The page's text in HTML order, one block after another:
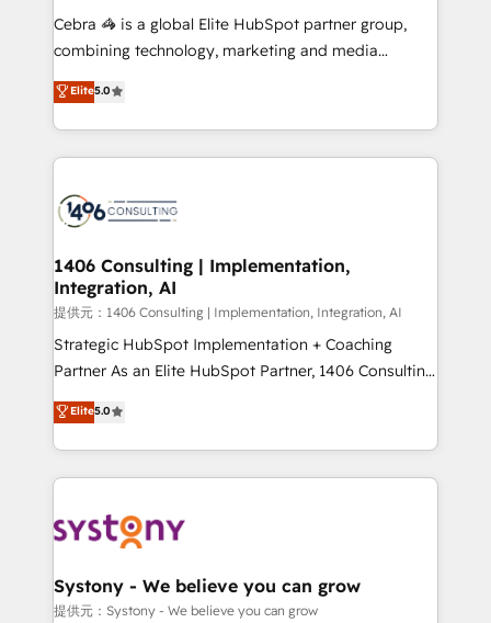
boost with a new HubSpot site Recognized leaders:
🏆 HubSpot Platform Migration Impact Award 🏆
Inbound Campaign of the Year 🏆 Gold AVA Digital
Award for Best Website 🌟 Accreditations: CRM
Cebra 🦓 is a global Elite HubSpot partner group,
combining technology, marketing and media
expertise across Latin America and Southern
Europe, with teams across 7 countries. Born in Chile,
we combine local insight with international reach to
help businesses grow through technology, creativity,
500+ HubSpot implementations, building end-to-
inbound and loop marketing, content, and digital
creativity. Our multicultural team works in Spanish,
Portuguese, and English to design scalable strategies
that drive measurable growth. 🌎 Highlights: • 10+
years as a HubSpot partner. • 2023 Impact Awards:
Year LATAM 2022, 2023, 2024, 2025. • Partner of the
Year 2024. • Organizer of Aliados.ai (AI, marketing &
you grow faster, smarter, and with impact.
Elite5.0
1406 Consulting | Implementation,
Integration, AI
提供元：1406 Consulting | Implementation, Integration, AI
Strategic HubSpot Implementation + Coaching
Partner As an Elite HubSpot Partner, 1406 Consulting
helps mid-market revenue teams transform how
they sell, market, and serve. We don't just build your
HubSpot—we teach your team to own it, then stay
to help you keep winning. What We Do ⚙️ CRM
Data & Content 📈 Sales & Marketing Alignment +
Agent Creation 🔄 Custom Integrations & Data
Migration Why 1406 We become part of your team.
Elite5.0
Systony - We believe you can grow
提供元：Systony - We believe you can grow